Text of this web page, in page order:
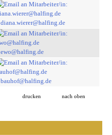
diana.wierer@halfing.de
ewo@halfing.de
bauhof@halfing.de
drucken nach oben